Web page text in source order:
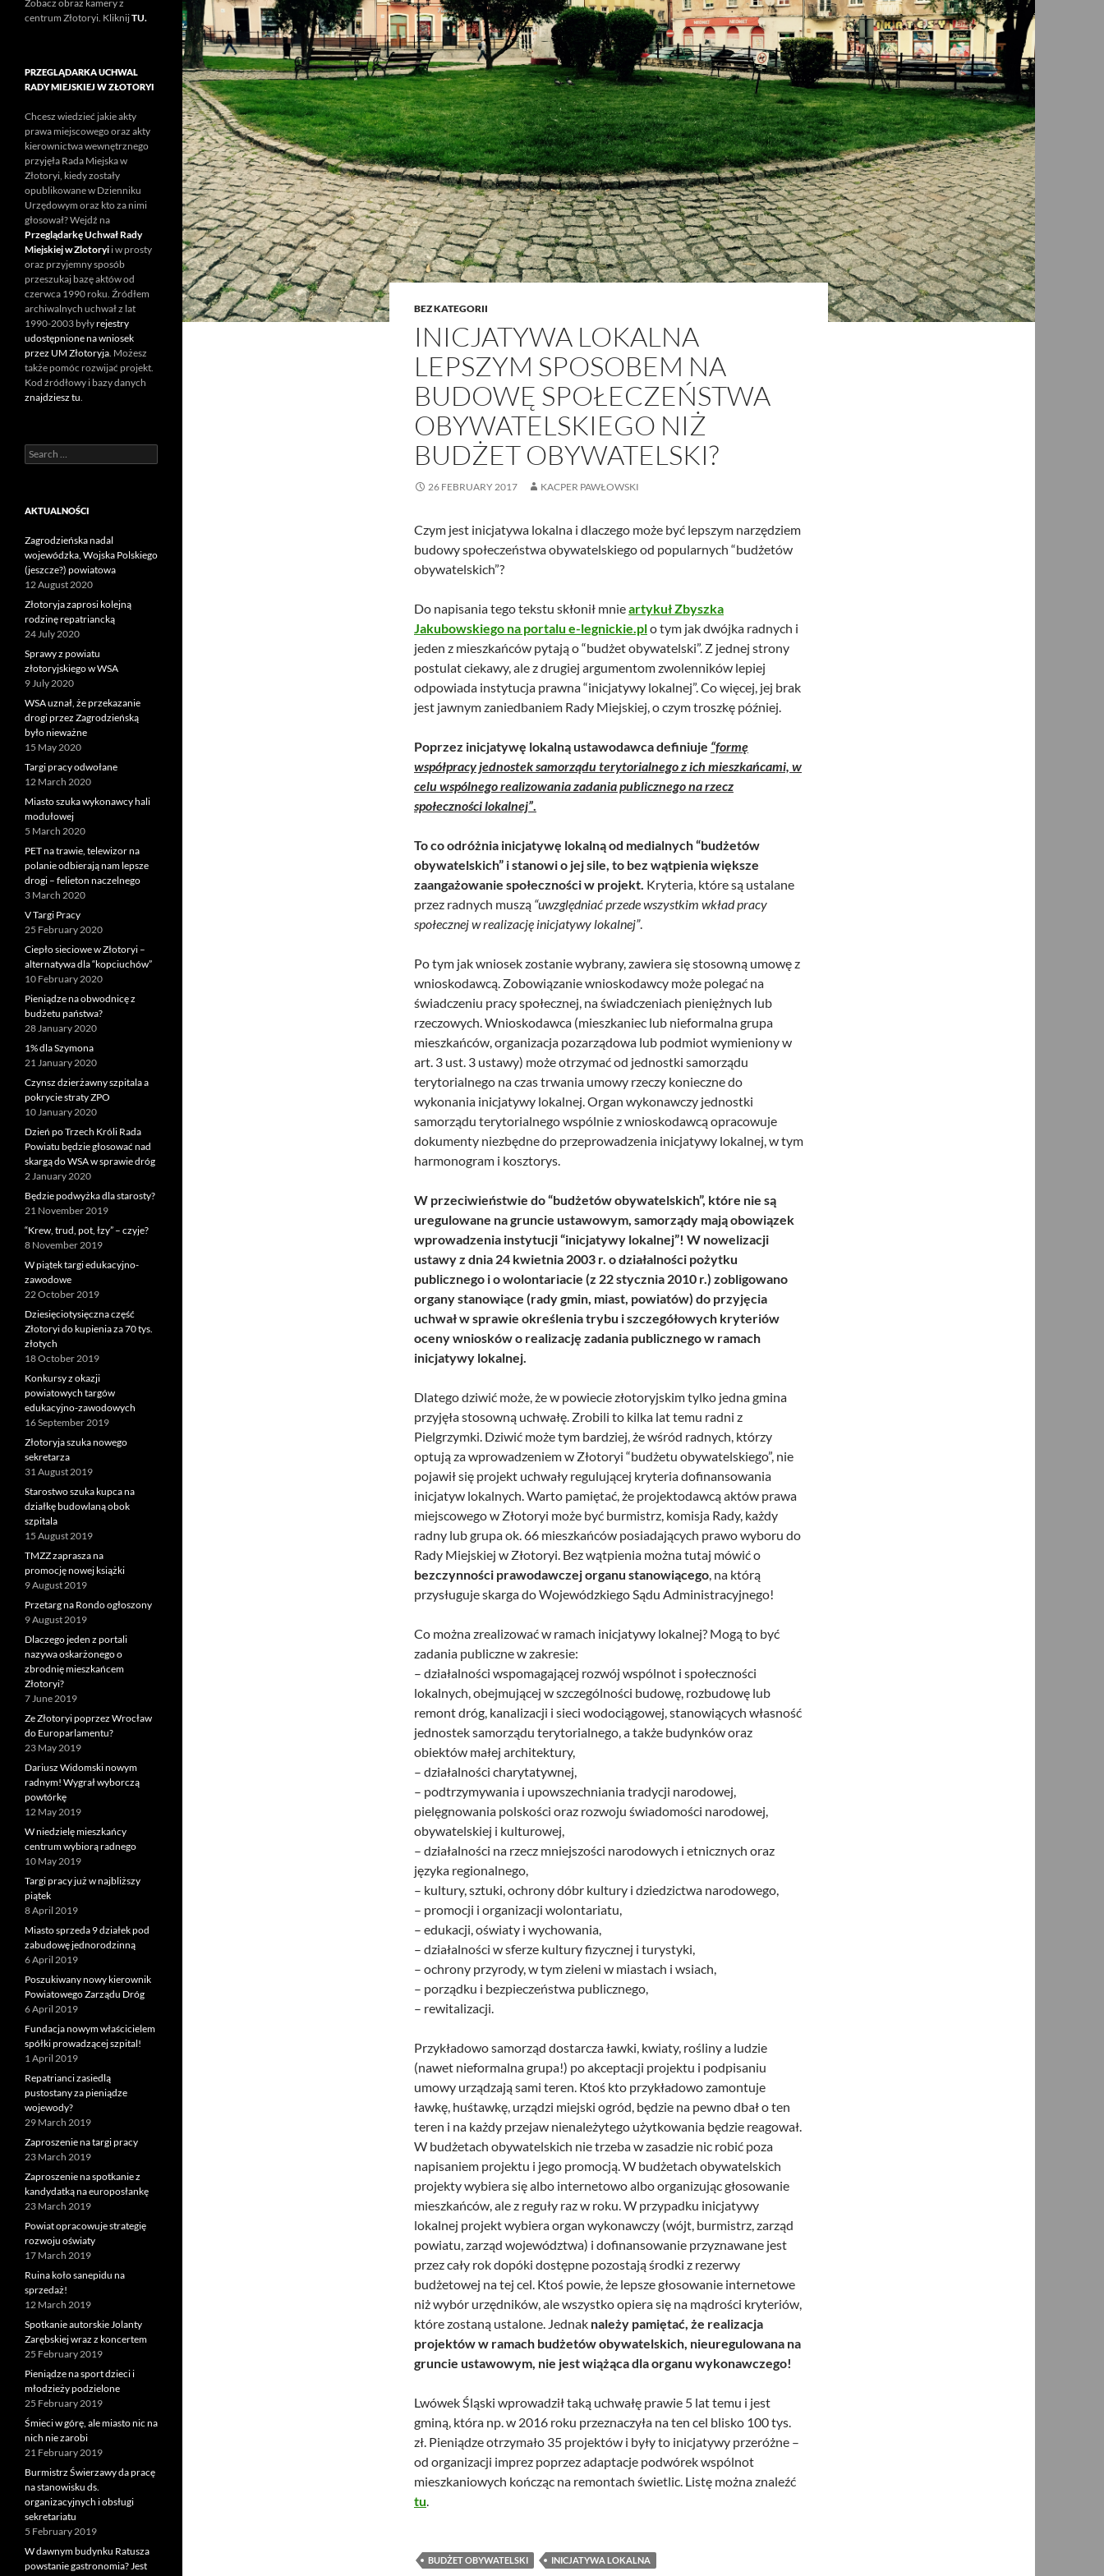
BEZ KATEGORII
INICJATYWA LOKALNA
LEPSZYM SPOSOBEM NA
BUDOWĘ SPOŁECZEŃSTWA
OBYWATELSKIEGO NIŻ
BUDŻET OBYWATELSKI?
26 FEBRUARY 2017 KACPER PAWŁOWSKI
Czym jest inicjatywa lokalna i dlaczego może być lepszym narzędziem
budowy społeczeństwa obywatelskiego od popularnych “budżetów
obywatelskich”?
Do napisania tego tekstu skłonił mnieartykuł Zbyszka
Jakubowskiego na portalu e-legnickie.plo tym jak dwójka radnych i
jeden z mieszkańców pytają o “budżet obywatelski”. Z jednej strony
postulat ciekawy, ale z drugiej argumentom zwolenników lepiej
odpowiada instytucja prawna “inicjatywy lokalnej”. Co więcej, jej brak
jest jawnym zaniedbaniem Rady Miejskiej, o czym troszkę później.
Poprzez inicjatywę lokalną ustawodawca definiuje “formę
współpracy jednostek samorządu terytorialnego z ich mieszkańcami, w
celu wspólnego realizowania zadania publicznego na rzecz
społeczności lokalnej”
To co odróżnia inicjatywę lokalną od medialnych “budżetów
obywatelskich” i stanowi o jej sile, to bez wątpienia większe
zaangażowanie społeczności w projekt. Kryteria, które są ustalane
przez radnych muszą “uwzględniać przede wszystkim wkład pracy
społecznej w realizację inicjatywy lokalnej”.
Po tym jak wniosek zostanie wybrany, zawiera się stosowną umowę z
wnioskodawcą. Zobowiązanie wnioskodawcy może polegać na
świadczeniu pracy społecznej, na świadczeniach pieniężnych lub
rzeczowych. Wnioskodawca (mieszkaniec lub nieformalna grupa
mieszkańców, organizacja pozarządowa lub podmiot wymieniony w
art. 3 ust. 3 ustawy) może otrzymać od jednostki samorządu
terytorialnego na czas trwania umowy rzeczy konieczne do
wykonania inicjatywy lokalnej. Organ wykonawczy jednostki
samorządu terytorialnego wspólnie z wnioskodawcą opracowuje
dokumenty niezbędne do przeprowadzenia inicjatywy lokalnej, w tym
harmonogram i kosztorys.
W przeciwieństwie do “budżetów obywatelskich”, które nie są
uregulowane na gruncie ustawowym, samorządy mają obowiązek
wprowadzenia instytucji “inicjatywy lokalnej”! W nowelizacji
ustawy z dnia 24 kwietnia 2003 r. o działalności pożytku
publicznego i o wolontariacie (z 22 stycznia 2010 r.) zobligowano
organy stanowiące (rady gmin, miast, powiatów) do przyjęcia
uchwał w sprawie określenia trybu i szczegółowych kryteriów
oceny wniosków o realizację zadania publicznego w ramach
inicjatywy lokalnej.
Dlatego dziwić może, że w powiecie złotoryjskim tylko jedna gmina
przyjęła stosowną uchwałę. Zrobili to kilka lat temu radni z
Pielgrzymki. Dziwić może tym bardziej, że wśród radnych, którzy
optują za wprowadzeniem w Złotoryi “budżetu obywatelskiego”, nie
pojawił się projekt uchwały regulującej kryteria dofinansowania
inicjatyw lokalnych. Warto pamiętać, że projektodawcą aktów prawa
miejscowego w Złotoryi może być burmistrz, komisja Rady, każdy
radny lub grupa ok. 66 mieszkańców posiadających prawo wyboru do
Rady Miejskiej w Złotoryi. Bez wątpienia można tutaj mówić o
bezczynności prawodawczej organu stanowiącego , na którą
przysługuje skarga do Wojewódzkiego Sądu Administracyjnego!
Co można zrealizować w ramach inicjatywy lokalnej? Mogą to być
zadania publiczne w zakresie:
– działalności wspomagającej rozwój wspólnot i społeczności
lokalnych, obejmującej w szczególności budowę, rozbudowę lub
remont dróg, kanalizacji i sieci wodociągowej, stanowiących własność
jednostek samorządu terytorialnego, a także budynków oraz
obiektów małej architektury,
– działalności charytatywnej,
– podtrzymywania i upowszechniania tradycji narodowej,
pielęgnowania polskości oraz rozwoju świadomości narodowej,
obywatelskiej i kulturowej,
– działalności na rzecz mniejszości narodowych i etnicznych oraz
języka regionalnego,
– kultury, sztuki, ochrony dóbr kultury i dziedzictwa narodowego,
– promocji i organizacji wolontariatu,
– edukacji, oświaty i wychowania,
– działalności w sferze kultury fizycznej i turystyki,
– ochrony przyrody, w tym zieleni w miastach i wsiach,
– porządku i bezpieczeństwa publicznego,
– rewitalizacji.
Przykładowo samorząd dostarcza ławki, kwiaty, rośliny a ludzie
(nawet nieformalna grupa!) po akceptacji projektu i podpisaniu
umowy urządzają sami teren. Ktoś kto przykładowo zamontuje
ławkę, huśtawkę, urządzi miejski ogród, będzie na pewno dbał o ten
teren i na każdy przejaw nienależytego użytkowania będzie reagował.
W budżetach obywatelskich nie trzeba w zasadzie nic robić poza
napisaniem projektu i jego promocją. W budżetach obywatelskich
projekty wybiera się albo internetowo albo organizując głosowanie
mieszkańców, ale z reguły raz w roku. W przypadku inicjatywy
lokalnej projekt wybiera organ wykonawczy (wójt, burmistrz, zarząd
powiatu, zarząd województwa) i dofinansowanie przyznawane jest
przez cały rok dopóki dostępne pozostają środki z rezerwy
budżetowej na tej cel. Ktoś powie, że lepsze głosowanie internetowe
niż wybór urzędników, ale wszystko opiera się na mądrości kryteriów,
które zostaną ustalone. Jednak należy pamiętać, że realizacja
projektów w ramach budżetów obywatelskich, nieuregulowana na
gruncie ustawowym, nie jest wiążąca dla organu wykonawczego!
Lwówek Śląski wprowadził taką uchwałę prawie 5 lat temu i jest
gminą, która np. w 2016 roku przeznaczyła na ten cel blisko 100 tys.
zł. Pieniądze otrzymało 35 projektów i były to inicjatywy przeróżne –
od organizacji imprez poprzez adaptacje podwórek wspólnot
mieszkaniowych kończąc na remontach świetlic. Listę można znaleźć
tu
BUDŻET OBYWATELSKI INICJATYWA LOKALNA
Zobacz obraz kamery z
centrum Złotoryi. KliknijTU.
PRZEGLĄDARKA UCHWAL
RADY MIEJSKIEJ W ZŁOTORYI
Chcesz wiedzieć jakie akty
prawa miejscowego oraz akty
kierownictwa wewnętrznego
przyjęła Rada Miejska w
Złotoryi, kiedy zostały
opublikowane w Dzienniku
Urzędowym oraz kto za nimi
głosował? Wejdź na
Przeglądarkę Uchwał Rady
Miejskiej w Zlotoryi i w prosty
oraz przyjemny sposób
przeszukaj bazę aktów od
czerwca 1990 roku. Źródłem
archiwalnych uchwał z lat
1990-2003 byłyrejestry
udostępnione na wniosek
przez UM Złotoryja. Możesz
także pomóc rozwijać projekt.
Kod źródłowy i bazy danych
znajdziesz tu.
Search
for:
AKTUALNOŚCI
Zagrodzieńska nadal
wojewódzka, Wojska Polskiego
(jeszcze?) powiatowa
12 August 2020
Złotoryja zaprosi kolejną
rodzinę repatriancką
24 July 2020
Sprawy z powiatu
złotoryjskiego w WSA
9 July 2020
WSA uznał, że przekazanie
drogi przez Zagrodzieńską
było nieważne
15 May 2020
Targi pracy odwołane
12 March 2020
Miasto szuka wykonawcy hali
modułowej
5 March 2020
PET na trawie, telewizor na
polanie odbierają nam lepsze
drogi – felieton naczelnego
3 March 2020
V Targi Pracy
25 February 2020
Ciepło sieciowe w Złotoryi –
alternatywa dla “kopciuchów”
10 February 2020
Pieniądze na obwodnicę z
budżetu państwa?
28 January 2020
1% dla Szymona
21 January 2020
Czynsz dzierżawny szpitala a
pokrycie straty ZPO
10 January 2020
Dzień po Trzech Króli Rada
Powiatu będzie głosować nad
skargą do WSA w sprawie dróg
2 January 2020
Będzie podwyżka dla starosty?
21 November 2019
“Krew, trud, pot, łzy” – czyje?
8 November 2019
W piątek targi edukacyjno-
zawodowe
22 October 2019
Dziesięciotysięczna część
Złotoryi do kupienia za 70 tys.
złotych
18 October 2019
Konkursy z okazji
powiatowych targów
edukacyjno-zawodowych
16 September 2019
Złotoryja szuka nowego
sekretarza
31 August 2019
Starostwo szuka kupca na
działkę budowlaną obok
szpitala
15 August 2019
TMZZ zaprasza na
promocję nowej książki
9 August 2019
Przetarg na Rondo ogłoszony
9 August 2019
Dlaczego jeden z portali
nazywa oskarżonego o
zbrodnię mieszkańcem
Złotoryi?
7 June 2019
Ze Złotoryi poprzez Wrocław
do Europarlamentu?
23 May 2019
Dariusz Widomski nowym
radnym! Wygrał wyborczą
powtórkę
12 May 2019
W niedzielę mieszkańcy
centrum wybiorą radnego
10 May 2019
Targi pracy już w najbliższy
piątek
8 April 2019
Miasto sprzeda 9 działek pod
zabudowę jednorodzinną
6 April 2019
Poszukiwany nowy kierownik
Powiatowego Zarządu Dróg
6 April 2019
Fundacja nowym właścicielem
spółki prowadzącej szpital!
1 April 2019
Repatrianci zasiedlą
pustostany za pieniądze
wojewody?
29 March 2019
Zaproszenie na targi pracy
23 March 2019
Zaproszenie na spotkanie z
kandydatką na europosłankę
23 March 2019
Powiat opracowuje strategię
rozwoju oświaty
17 March 2019
Ruina koło sanepidu na
sprzedaż!
12 March 2019
Spotkanie autorskie Jolanty
Zarębskiej wraz z koncertem
25 February 2019
Pieniądze na sport dzieci i
młodzieży podzielone
25 February 2019
Śmieci w górę, ale miasto nic na
nich nie zarobi
21 February 2019
Burmistrz Świerzawy da pracę
na stanowisku ds.
organizacyjnych i obsługi
sekretariatu
5 February 2019
W dawnym budynku Ratusza
powstanie gastronomia? Jest